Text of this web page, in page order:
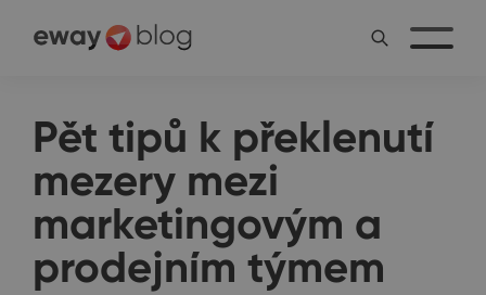
Pět tipů k překlenutí
mezery mezi
marketingovým a
prodejním týmem